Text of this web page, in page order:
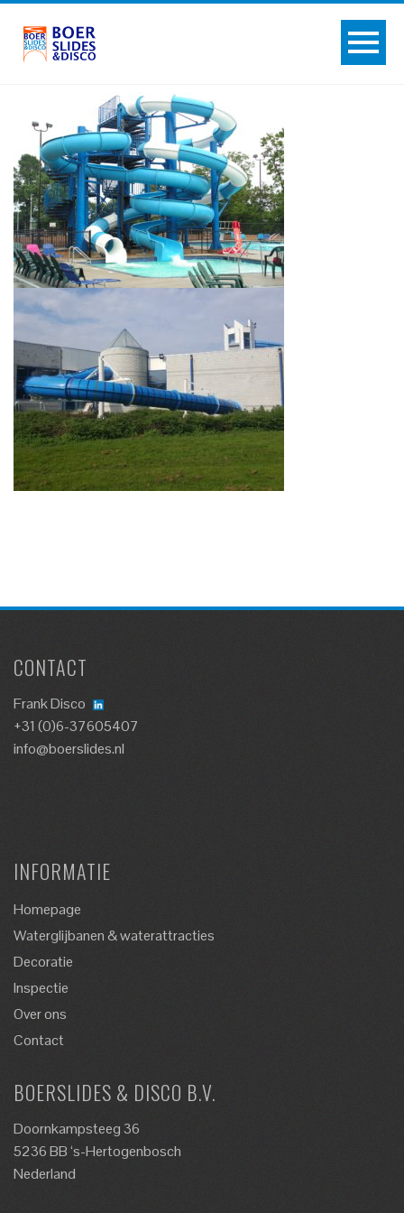
CONTACT
Frank Disco
+31 (0)6-37605407
info@boerslides.nl
INFORMATIE
Homepage
Waterglijbanen & waterattracties
Decoratie
Inspectie
Over ons
Contact
BOERSLIDES & DISCO B.V.
Doornkampsteeg 36
5236 BB ‘s-Hertogenbosch
Nederland